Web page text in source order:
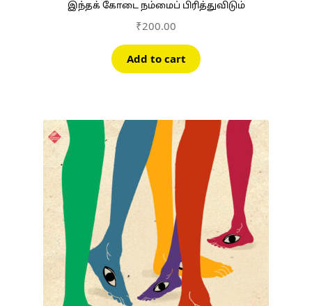
இந்தக் கோடை நம்மைப் பிரித்துவிடும்
₹200.00
Add to cart